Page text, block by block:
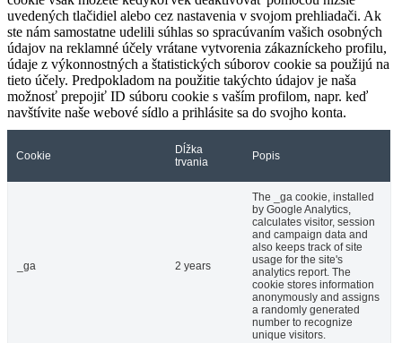
uvedených tlačidiel alebo cez nastavenia v svojom prehliadači. Ak
ste nám samostatne udelili súhlas so spracúvaním vašich osobných
údajov na reklamné účely vrátane vytvorenia zákazníckeho profilu,
údaje z výkonnostných a štatistických súborov cookie sa použijú na
tieto účely. Predpokladom na použitie takýchto údajov je naša
možnosť prepojiť ID súboru cookie s vaším profilom, napr. keď
navštívite naše webové sídlo a prihlásite sa do svojho konta.
Cookie
Dĺžka
trvania
Popis
_ga 2 years
The _ga cookie, installed
by Google Analytics,
calculates visitor, session
and campaign data and
also keeps track of site
usage for the site's
analytics report. The
cookie stores information
anonymously and assigns
a randomly generated
number to recognize
unique visitors.